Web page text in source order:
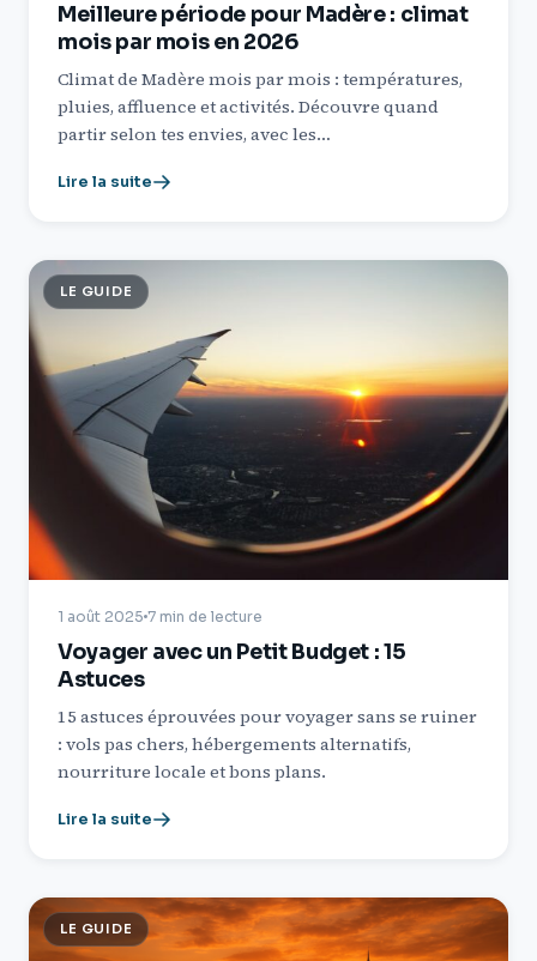
Meilleure période pour Madère : climat
mois par mois en 2026
Climat de Madère mois par mois : températures,
pluies, affluence et activités. Découvre quand
partir selon tes envies, avec les…
Lire la suite
LE GUIDE
1 août 2025 7 min de lecture
Voyager avec un Petit Budget : 15
Astuces
15 astuces éprouvées pour voyager sans se ruiner
: vols pas chers, hébergements alternatifs,
nourriture locale et bons plans.
Lire la suite
LE GUIDE